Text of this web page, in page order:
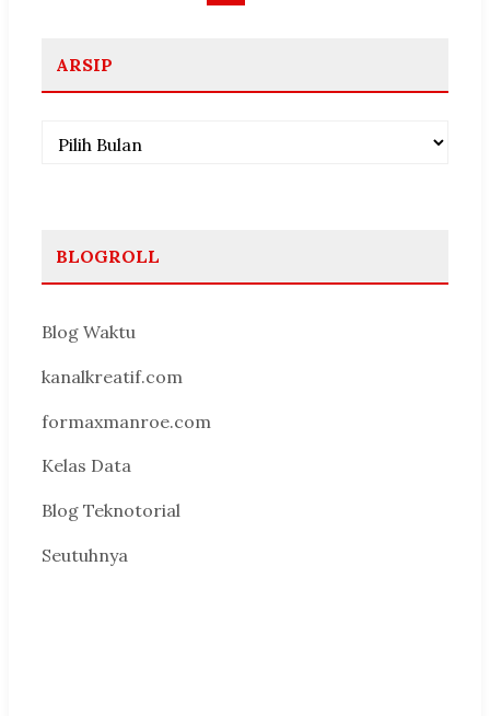
ARSIP
Arsip
BLOGROLL
Blog Waktu
kanalkreatif.com
formaxmanroe.com
Kelas Data
Blog Teknotorial
Seutuhnya